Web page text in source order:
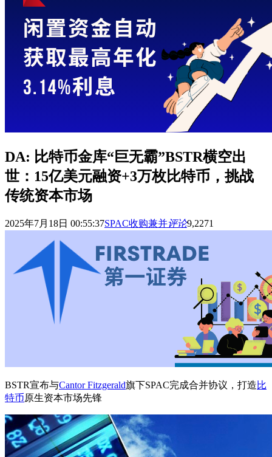
DA: 比特币金库“巨无霸”BSTR横空出
世：15亿美元融资+3万枚比特币，挑战
传统资本市场
2025年7月18日 00:55:37SPAC收购兼并评论9,2271
BSTR宣布与Cantor Fitzgerald旗下SPAC完成合并协议，打造比
特币原生资本市场先锋